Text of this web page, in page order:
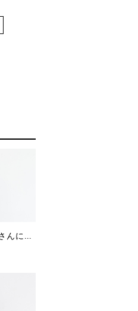
【Press News】室井滋さんに5/18公開のBS11「婦人公論」で春夏コレクションをご着用頂きました!!